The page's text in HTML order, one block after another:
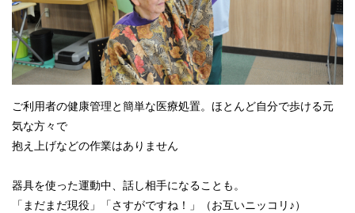
ご利用者の健康管理と簡単な医療処置。ほとんど自分で歩ける元
気な方々で
抱え上げなどの作業はありません
器具を使った運動中、話し相手になることも。
「まだまだ現役」「さすがですね！」（お互いニッコリ♪）